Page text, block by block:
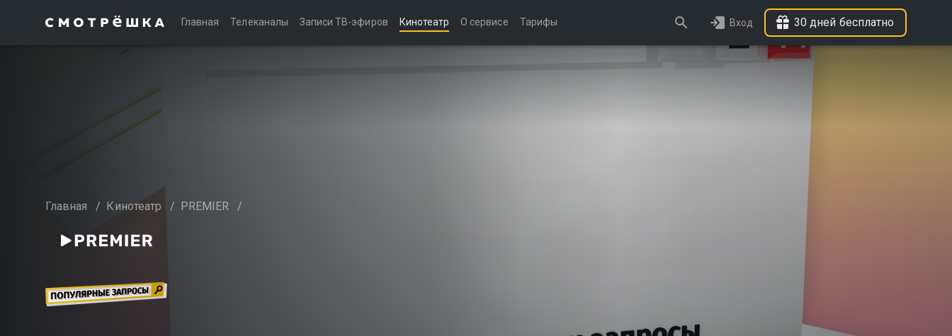
Главная Телеканалы Записи ТВ-эфиров Кинотеатр О сервисе Тарифы Вход 30 дней бесплатно
Главная / Кинотеатр / PREMIER /